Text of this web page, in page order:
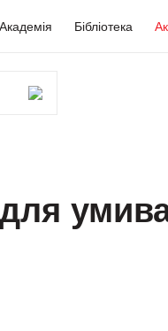
Академія Бібліотека